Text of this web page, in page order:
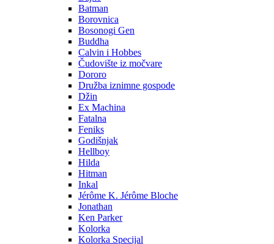
Batman
Borovnica
Bosonogi Gen
Buddha
Calvin i Hobbes
Čudovište iz močvare
Dororo
Družba iznimne gospode
Džin
Ex Machina
Fatalna
Feniks
Godišnjak
Hellboy
Hilda
Hitman
Inkal
Jérôme K. Jérôme Bloche
Jonathan
Ken Parker
Kolorka
Kolorka Specijal